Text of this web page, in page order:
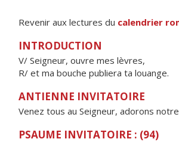
Revenir aux lectures du calendrier
INTRODUCTION
V/ Seigneur, ouvre mes lèvres,
R/ et ma bouche publiera ta louange.
ANTIENNE INVITATOIRE
Venez tous au Seigneur, adorons
PSAUME INVITATOIRE : (94)